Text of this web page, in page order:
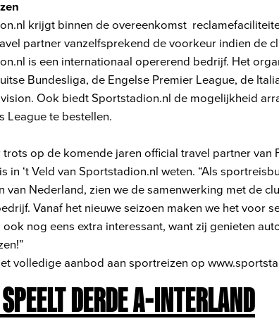
krijgt binnen de overeenkomst
partner vanzelfsprekend de voorkeur indien de
is een internationaal opererend bedrijf. Het
Bundesliga, de Engelse Premier League, de
Ook biedt Sportstadion.nl de mogelijkheid
League te bestellen.
trots op de komende jaren official travel partner van
in ‘t Veld van Sportstadion.nl weten. “Als
van Nederland, zien we de samenwerking met de
Vanaf het nieuwe seizoen maken we het voor
ook nog eens extra interessant, want zij genieten
volledige aanbod aan sportreizen op
DERDE A-INTERLAND